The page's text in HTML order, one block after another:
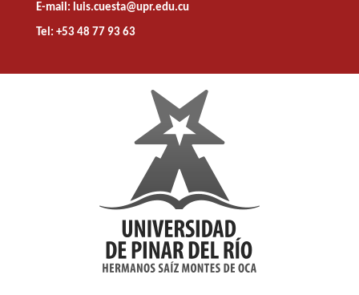
E-mail: luis.cuesta@upr.edu.cu
Tel: +53 48 77 93 63